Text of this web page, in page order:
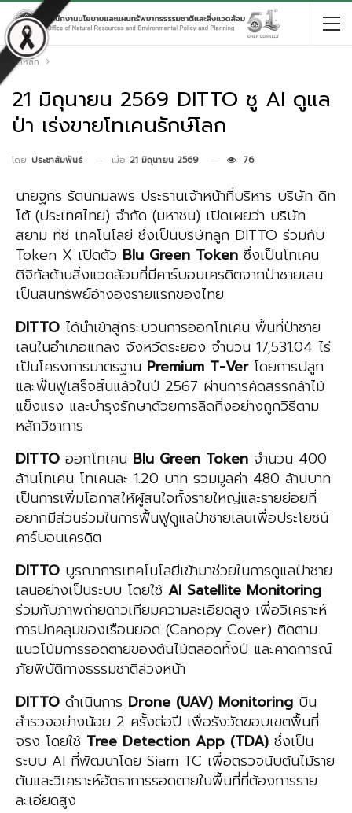
หน้าหลัก
21 มิถุนายน 2569 DITTO ชู AI ดูแล
ป่า เร่งขายโทเคนรักษ์โลก
โดย ประชาสัมพันธ์ เมื่อ 21 มิถุนายน 2569 76
นายฐกร รัตนกมลพร ประธานเจ้าหน้าที่บริหาร บริษัท ดิท
โต้ (ประเทศไทย) จำกัด (มหาชน) เปิดเผยว่า บริษัท
สยาม ทีซี เทคโนโลยี ซึ่งเป็นบริษัทลูก DITTO ร่วมกับ
Token X เปิดตัว Blu Green Token ซึ่งเป็นโทเคน
ดิจิทัลด้านสิ่งแวดล้อมที่มีคาร์บอนเครดิตจากป่าชายเลน
เป็นสินทรัพย์อ้างอิงรายแรกของไทย
DITTO ได้นำเข้าสู่กระบวนการออกโทเคน พื้นที่ป่าชาย
เลนในอำเภอแกลง จังหวัดระยอง จำนวน 17,531.04 ไร่
เป็นโครงการมาตรฐาน Premium T-Verโดยการปลูก
และฟื้นฟูเสร็จสิ้นแล้วในปี 2567 ผ่านการคัดสรรกล้าไม้
แข็งแรง และบำรุงรักษาด้วยการลิดกิ่งอย่างถูกวิธีตาม
หลักวิชาการ
DITTO ออกโทเคน Blu Green Token จำนวน 400
ล้านโทเคน โทเคนละ 1.20 บาท รวมมูลค่า 480 ล้านบาท
เป็นการเพิ่มโอกาสให้ผู้สนใจทั้งรายใหญ่และรายย่อยที่
อยากมีส่วนร่วมในการฟื้นฟูดูแลป่าชายเลนเพื่อประโยชน์
คาร์บอนเครดิต
DITTO บูรณาการเทคโนโลยีเข้ามาช่วยในการดูแลป่าชาย
เลนอย่างเป็นระบบ โดยใช้ AI Satellite Monitoring
ร่วมกับภาพถ่ายดาวเทียมความละเอียดสูง เพื่อวิเคราะห์
การปกคลุมของเรือนยอด (Canopy Cover) ติดตาม
แนวโน้มการรอดตายของต้นไม้ตลอดทั้งปี และคาดการณ์
ภัยพิบัติทางธรรมชาติล่วงหน้า
DITTO ดำเนินการ Drone (UAV) Monitoring บิน
สำรวจอย่างน้อย 2 ครั้งต่อปี เพื่อรังวัดขอบเขตพื้นที่
จริง โดยใช้ Tree Detection App (TDA) ซึ่งเป็น
ระบบ AI ที่พัฒนาโดย Siam TC เพื่อตรวจนับต้นไม้ราย
ต้นและวิเคราะห์อัตราการรอดตายในพื้นที่ที่ต้องการราย
ละเอียดสูง